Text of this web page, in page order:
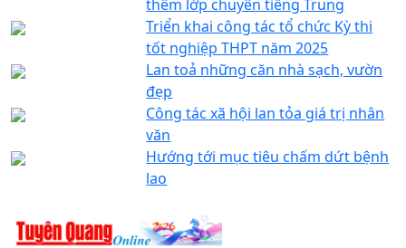
thêm lớp chuyên tiếng Trung
Triển khai công tác tổ chức Kỳ thi
tốt nghiệp THPT năm 2025
Lan toả những căn nhà sạch, vườn
đẹp
Công tác xã hội lan tỏa giá trị nhân
văn
Hướng tới mục tiêu chấm dứt bệnh
lao